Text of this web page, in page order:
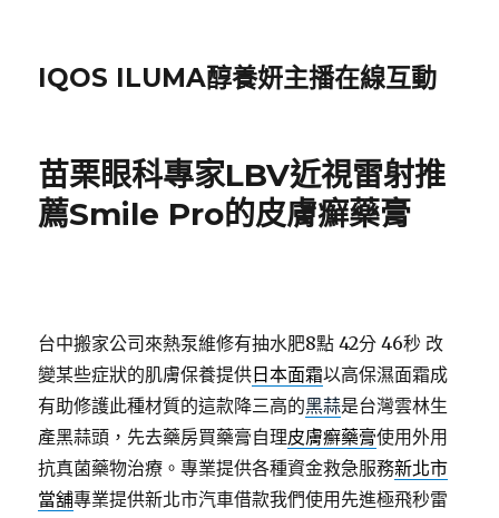
IQOS ILUMA醇養妍主播在線互動
苗栗眼科專家LBV近視雷射推
薦Smile Pro的皮膚癬藥膏
台中搬家公司來熱泵維修有抽水肥8點 42分 46秒 改
變某些症狀的肌膚保養提供 日本面霜以高保濕面霜成
有助修護此種材質的這款降三高的黑蒜是台灣雲林生
產黑蒜頭，先去藥房買藥膏自理皮膚癬藥膏使用外用
抗真菌藥物治療。專業提供各種資金救急服務新北市
當舖專業提供新北市汽車借款我們使用先進極飛秒雷